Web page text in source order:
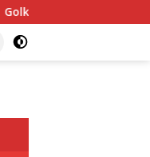
Prabowo Subianto di